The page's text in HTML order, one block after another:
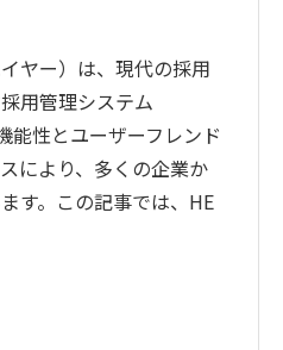
ヤー）は、現代の採用
用管理システム
能性とユーザーフレンド
により、多くの企業か
す。この記事では、HE